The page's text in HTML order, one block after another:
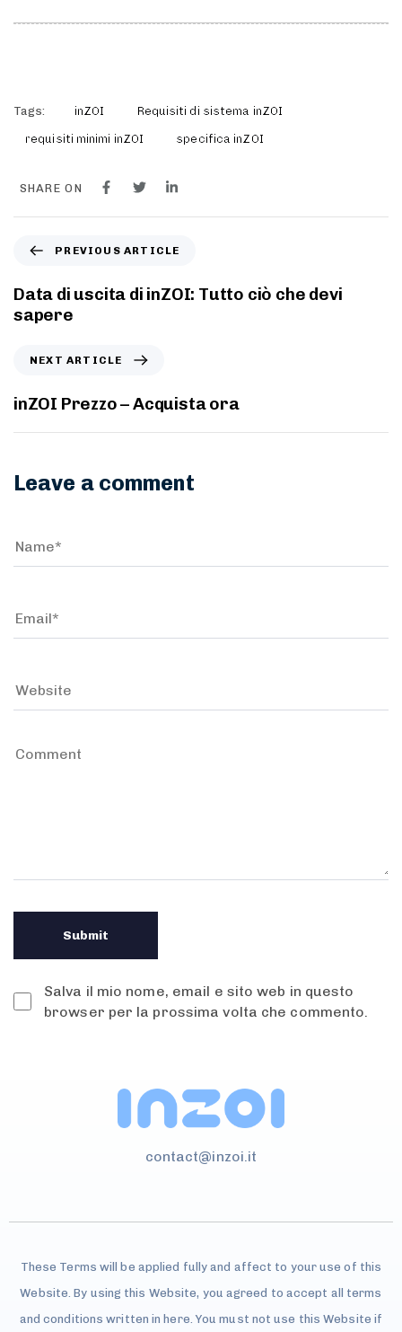
Tags: inZOI Requisiti di sistema inZOI
requisiti minimi inZOI specifica inZOI
SHARE ON
PREVIOUS ARTICLE
Data di uscita di inZOI: Tutto ciò che devi
sapere
NEXT ARTICLE
inZOI Prezzo – Acquista ora
Leave a comment
Salva il mio nome, email e sito web in questo
browser per la prossima volta che commento.
contact@inzoi.it
These Terms will be applied fully and affect to your use of this
Website. By using this Website, you agreed to accept all terms
and conditions written in here. You must not use this Website if